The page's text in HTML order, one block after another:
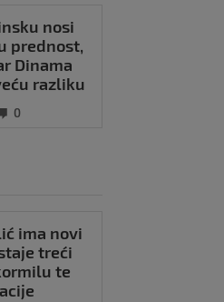
nosi
prednost,
Dinama
razliku
0
ima novi
treći
te